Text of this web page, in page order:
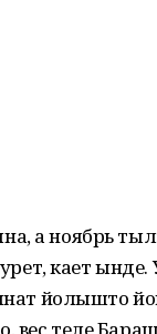
а ноябрь
кает ынде.
йолышто